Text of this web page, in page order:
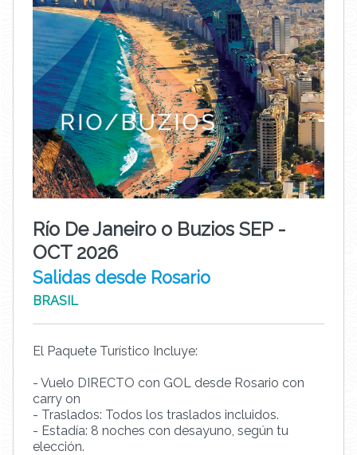
Río De Janeiro o Buzios SEP -
OCT 2026
Salidas desde Rosario
BRASIL
El Paquete Turístico Incluye:
- Vuelo DIRECTO con GOL desde Rosario con
carry on
- Traslados: Todos los traslados incluidos.
- Estadía: 8 noches con desayuno, según tu
elección.